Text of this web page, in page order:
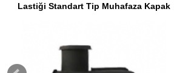
Lastiği Standart Tip Muhafaza Kapak